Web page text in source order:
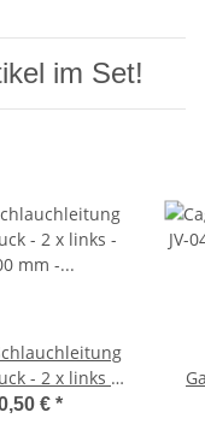
im Set!
- 2 x links -
mm -
€ *